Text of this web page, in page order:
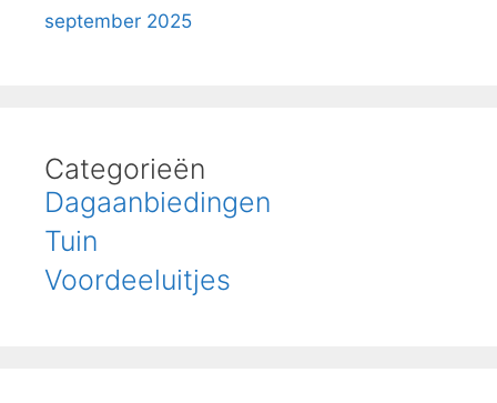
september 2025
Categorieën
Dagaanbiedingen
Tuin
Voordeeluitjes